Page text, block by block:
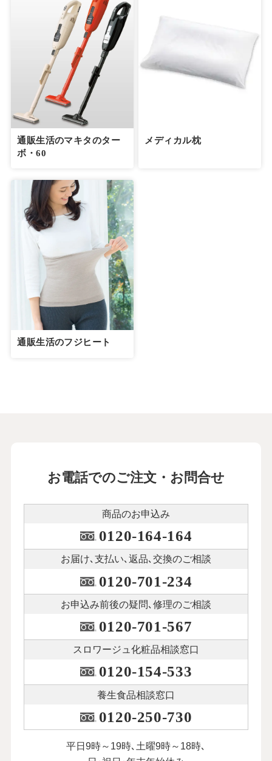
通販生活のマキタのター
ボ・60
メディカル枕
通販生活のフジヒート
お電話でのご注文・お問合せ
商品のお申込み
0120-164-164
お届け､支払い､ 返品､交換のご相談
0120-701-234
お申込み前後の疑問､修理のご相談
0120-701-567
スロワージュ化粧品相談窓口
0120-154-533
養生食品相談窓口
0120-250-730
平日9時～19時､土曜9時～18時､